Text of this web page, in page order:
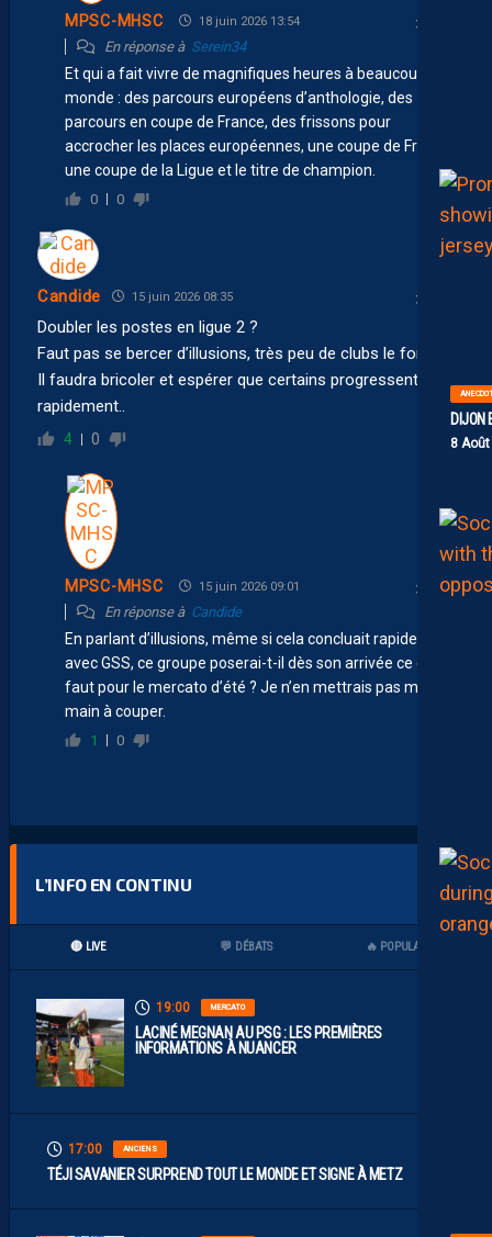
DIJON
8
MPSC-MHSC 18 juin 2026 13:54
En réponse à Serein34
Et qui a fait vivre de magnifiques heures à beaucoup de
monde : des parcours européens d’anthologie, des
parcours en coupe de France, des frissons pour
accrocher les places européennes, une coupe de France,
une coupe de la Ligue et le titre de champion.
0 0
Candide 15 juin 2026 08:35
Doubler les postes en ligue 2 ?
Faut pas se bercer d’illusions, très peu de clubs le fond.
Il faudra bricoler et espérer que certains progressent
rapidement..
4 0
MPSC-MHSC 15 juin 2026 09:01
En réponse à Candide
En parlant d’illusions, même si cela concluait rapidement
avec GSS, ce groupe poserai-t-il dès son arrivée ce qu’il
faut pour le mercato d’été ? Je n’en mettrais pas ma
main à couper.
1 0
L’INFO EN CONTINU
🔴 LIVE 💬 DÉBATS 🔥 POPULAIRES
19:00 MERCATO
LACINÉ MEGNAN AU PSG : LES PREMIÈRES
INFORMATIONS À NUANCER
17:00 ANCIENS
TÉJI SAVANIER SURPREND TOUT LE MONDE ET SIGNE À METZ